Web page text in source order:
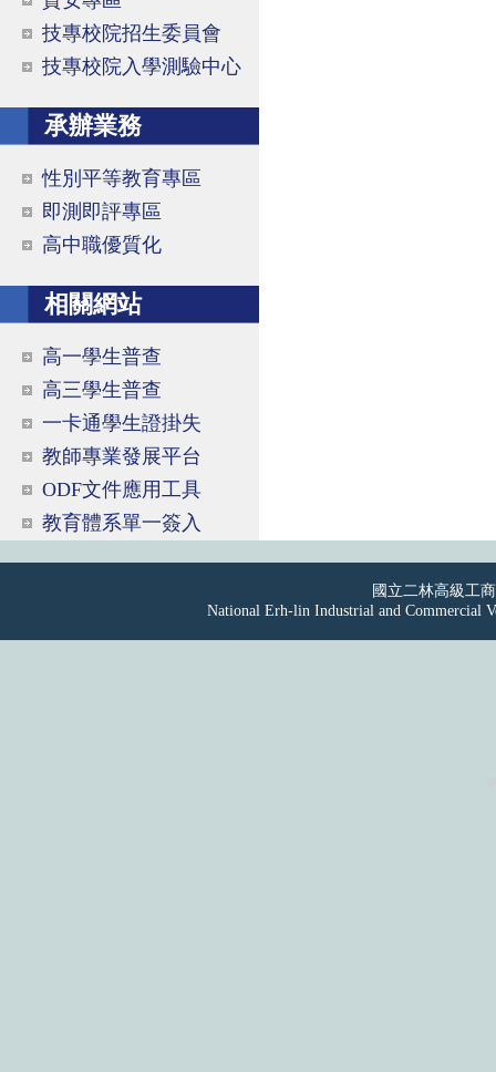
技專校院招生委員會
技專校院入學測驗中心
承辦業務
性別平等教育專區
即測即評專區
高中職優質化
相關網站
高一學生普查
高三學生普查
一卡通學生證掛失
教師專業發展平台
ODF文件應用工具
教育體系單一簽入
國立二林高級工
National Erh-lin Industrial and Commercial